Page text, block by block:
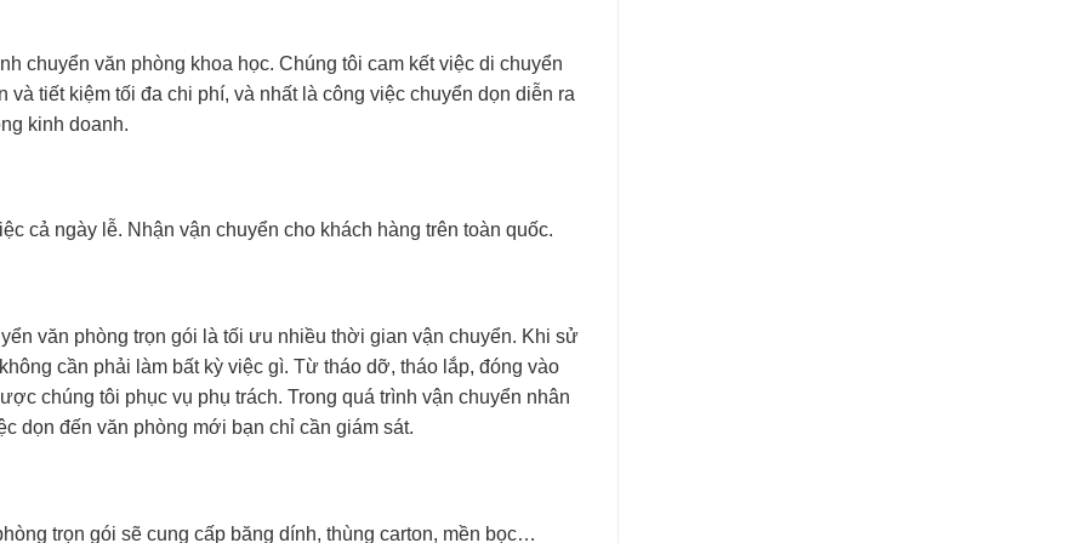
chuyển văn phòng khoa học. Chúng tôi cam kết việc di chuyển
tiết kiệm tối đa chi phí, và nhất là công việc chuyển dọn diễn ra
kinh doanh.
cả ngày lễ. Nhận vận chuyển cho khách hàng trên toàn quốc.
văn phòng trọn gói là tối ưu nhiều thời gian vận chuyển. Khi sử
cần phải làm bất kỳ việc gì. Từ tháo dỡ, tháo lắp, đóng vào
chúng tôi phục vụ phụ trách. Trong quá trình vận chuyển nhân
dọn đến văn phòng mới bạn chỉ cần giám sát.
trọn gói sẽ cung cấp băng dính, thùng carton, mền bọc…